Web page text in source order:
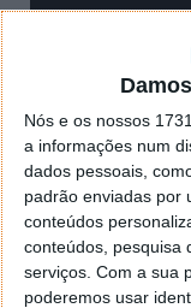
Nós e os nossos 1731
a informações num
dados pessoais,
padrão enviadas por
conteúdos
conteúdos, pesquisa
serviços. Com a sua
poderemos usar
O co-autor
disse que a
ratos cresciam
diferentes
cognitivas nos
espacial,